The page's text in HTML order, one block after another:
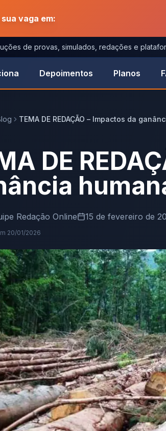
vaga em:
de provas, simulados, redações e
Depoimentos Planos
TEMA DE REDAÇÃO – Impactos da
DE
Redação Online 15 de fevereiro de
20/01/2026